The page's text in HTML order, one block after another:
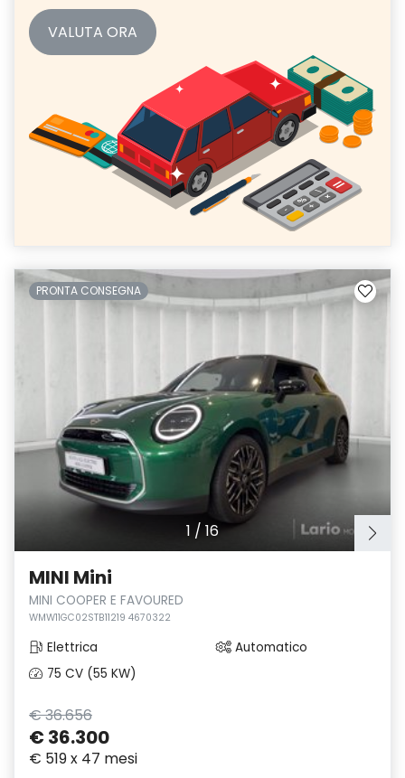
VALUTA ORA
1 / 16
PRONTA CONSEGNA
MINI Mini
MINI COOPER E FAVOURED
WMW11GC02STB11219 4670322
Elettrica
Automatico
75 CV (55 KW)
€ 36.656
€ 36.300
€ 519 x 47 mesi